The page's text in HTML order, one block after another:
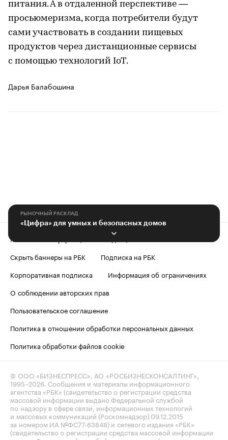
питания. А в отдаленной перспективе —
просьюмеризма, когда потребители будут
сами участвовать в создании пищевых
продуктов через дистанционные сервисы
с помощью технологий IoT.
Дарья Балабошина
РЫНОЧНЫЙ РАСКЛАД
«Цифра» для умных и безопасных домов
Контактная информация
Редакция
Скрыть баннеры на РБК
Подписка на РБК
Корпоративная подписка
Информация об ограничениях
О соблюдении авторских прав
Пользовательское соглашение
Политика в отношении обработки персональных данных
Политика обработки файлов cookie
© ООО «БИЗНЕСПРЕСС», АО «РОСБИЗНЕСКОНСАЛТИНГ»,
1995–2026 . Сообщения и материалы информационного
агентства «РБК» (свидетельство о регистрации средства
массовой информации выдано Федеральной службой
по надзору в сфере связи, информационных технологий
и массовых коммуникаций (Роскомнадзор) 09.12.2015
за номером ИА №ФС77-63848) и сетевого издания «РБК»
(свидетельство о регистрации средства массовой информации